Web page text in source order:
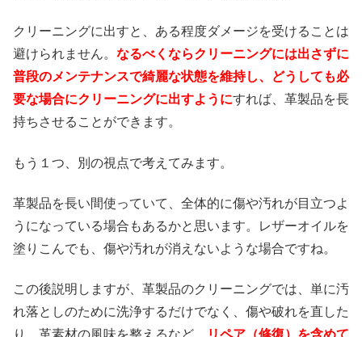
クリーニングに出すと、ある程度ダメージを受けることは
避けられません。 なるべくならクリーニングには出さずに
普段のメンテナンスで綺麗な状態を維持し、どうしても必
要な場合にクリーニングに出すようにすれば、革製品を長
持ちさせることができます。
もう１つ、別の視点で考えてみます。
革製品を長い間使っていて、全体的に傷や汚れが目立つよ
うになっている場合もあるかと思います。レザーオイルを
塗りこんでも、傷や汚れが消えないような場合ですね。
この後説明しますが、革製品のクリーニングでは、単に汚
れ落としのために洗浄するだけでなく、傷や破れを直した